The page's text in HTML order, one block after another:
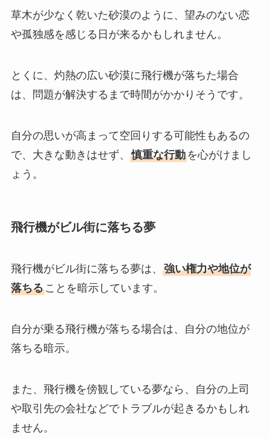
草木が少なく乾いた砂漠のように、望みのない恋
や孤独感を感じる日が来るかもしれません。
とくに、灼熱の広い砂漠に飛行機が落ちた場合
は、問題が解決するまで時間がかかりそうです。
自分の思いが高まって空回りする可能性もあるの
で、大きな動きはせず、 慎重な行動を心がけまし
ょう。
飛行機がビル街に落ちる夢
飛行機がビル街に落ちる夢は、 強い権力や地位が
落ちることを暗示しています。
自分が乗る飛行機が落ちる場合は、自分の地位が
落ちる暗示。
また、飛行機を傍観している夢なら、自分の上司
や取引先の会社などでトラブルが起きるかもしれ
ません。